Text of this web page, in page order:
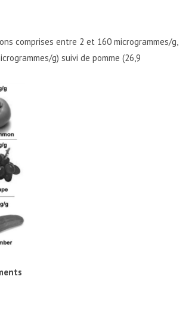
comprises entre 2 et 160 microgrammes/g,
g) suivi de pomme (26,9